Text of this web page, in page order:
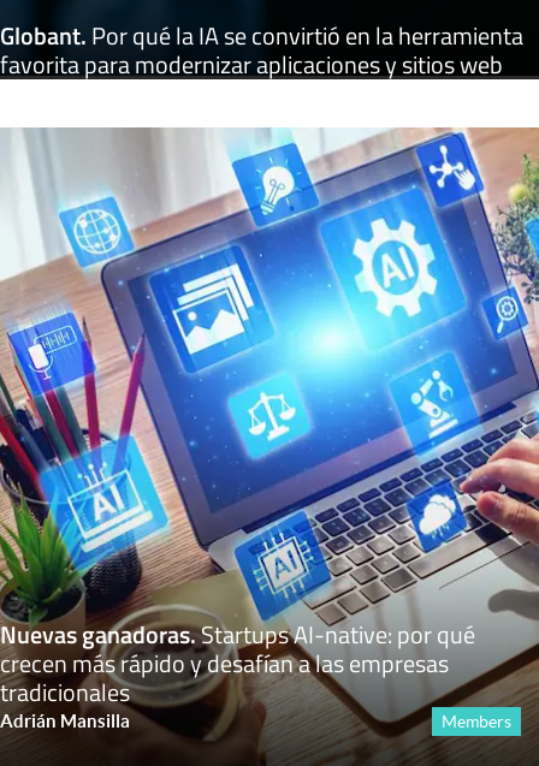
Globant.Por qué la IA se convirtió en la herramienta
favorita para modernizar aplicaciones y sitios web
Nuevas ganadoras.Startups AI-native: por qué
crecen más rápido y desafían a las empresas
tradicionales
Adrián Mansilla Members